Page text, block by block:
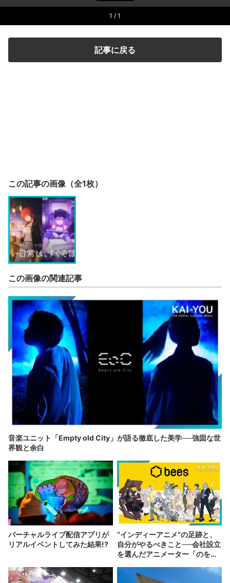
1 / 1
記事に戻る
この記事の画像（全1枚）
この画像の関連記事
音楽ユニット「Empty old City」が語る徹底した美学──強固な世
界観と余白
バーチャルライブ配信アプリが
リアルイベントしてみた結果!?
“インディーアニメ“の足跡と、
自分がやるべきこと──会社設立
を選んだアニメーター「のを